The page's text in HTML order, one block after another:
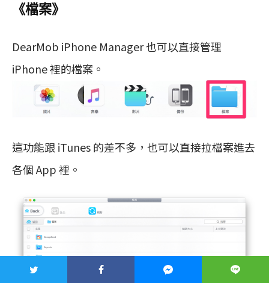
《檔案》
DearMob iPhone Manager 也可以直接管理
iPhone 裡的檔案。
這功能跟 iTunes 的差不多，也可以直接拉檔案進去
各個 App 裡。